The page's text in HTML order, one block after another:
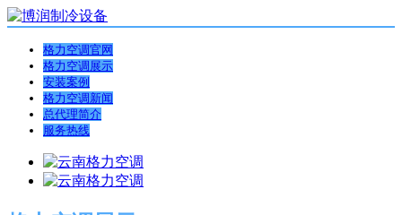
格力空调官网
格力空调展示
安装案例
格力空调新闻
总代理简介
服务热线